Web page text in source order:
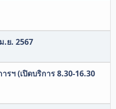
.ย. 2567
รฯ (เปิดบริการ 8.30-16.30